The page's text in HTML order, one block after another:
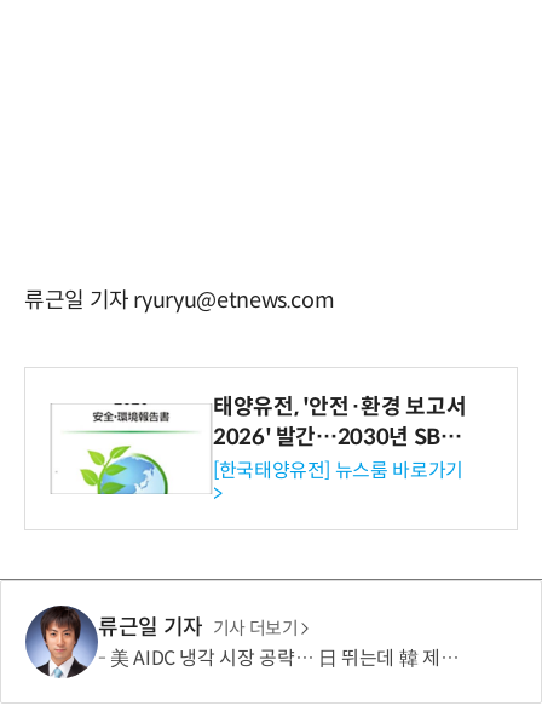
류근일 기자 ryuryu@etnews.com
태양유전, '안전·환경 보고서
2026' 발간…2030년 SBT
수준 온실가스 감축 추진
[한국태양유전] 뉴스룸 바로가기
>
류근일 기자 기사 더보기
美 AIDC 냉각 시장 공략… 日 뛰는데 韓 제자리